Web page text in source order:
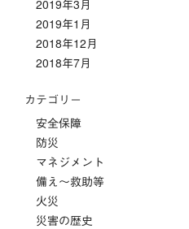
2019年3月
2019年1月
2018年12月
2018年7月
カテゴリー
安全保障
防災
マネジメント
備え～救助等
火災
災害の歴史